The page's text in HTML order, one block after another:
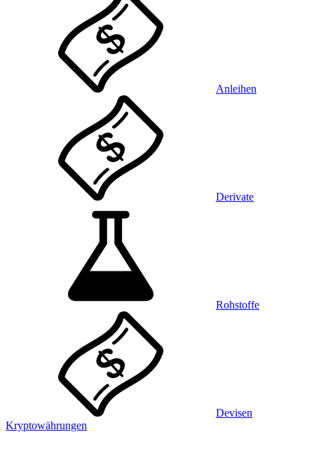
Anleihen
Derivate
Rohstoffe
Devisen
Kryptowährungen